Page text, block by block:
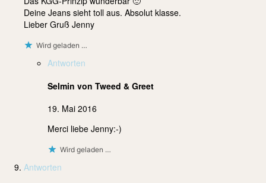
Deine Jeans sieht toll aus. Absolut klasse.
Lieber Gruß Jenny
Wird geladen …
Antworten
Selmin von Tweed & Greet
19. Mai 2016
Merci liebe Jenny:-)
Wird geladen …
Antworten